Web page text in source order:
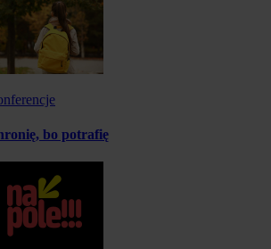
bo potrafię